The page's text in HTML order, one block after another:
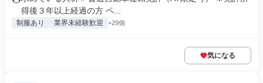
得後３年以上経過の方 ペ...
制服あり 業界未経験歓迎 +29個
気になる